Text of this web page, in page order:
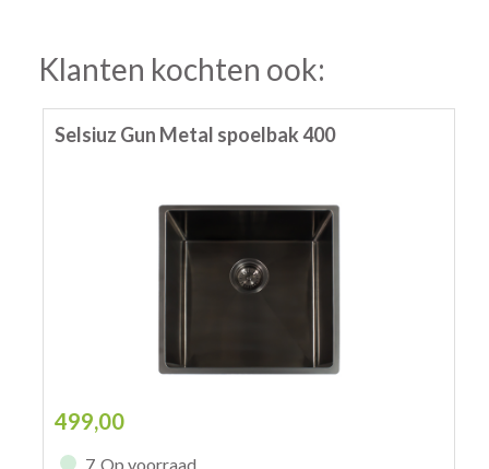
Klanten kochten ook:
Selsiuz Gun Metal spoelbak 400
499,00
7 Op voorraad